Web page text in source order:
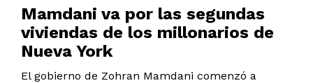
Mamdani va por las segundas
viviendas de los millonarios de
Nueva York
El gobierno de Zohran Mamdani comenzó a